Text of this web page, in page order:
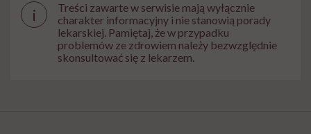
i
Treści zawarte w serwisie mają wyłącznie
charakter informacyjny i nie stanowią porady
lekarskiej. Pamiętaj, że w przypadku
problemów ze zdrowiem należy bezwzględnie
skonsultować się z lekarzem.